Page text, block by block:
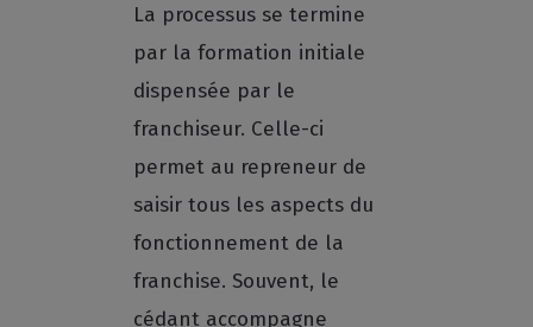
La processus se termine
par la formation initiale
dispensée par le
franchiseur. Celle-ci
permet au repreneur de
saisir tous les aspects du
fonctionnement de la
franchise. Souvent, le
cédant accompagne